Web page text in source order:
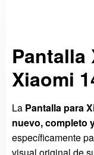
Pantalla
Xiaomi
La Pantalla para
nuevo, completo
específicamente